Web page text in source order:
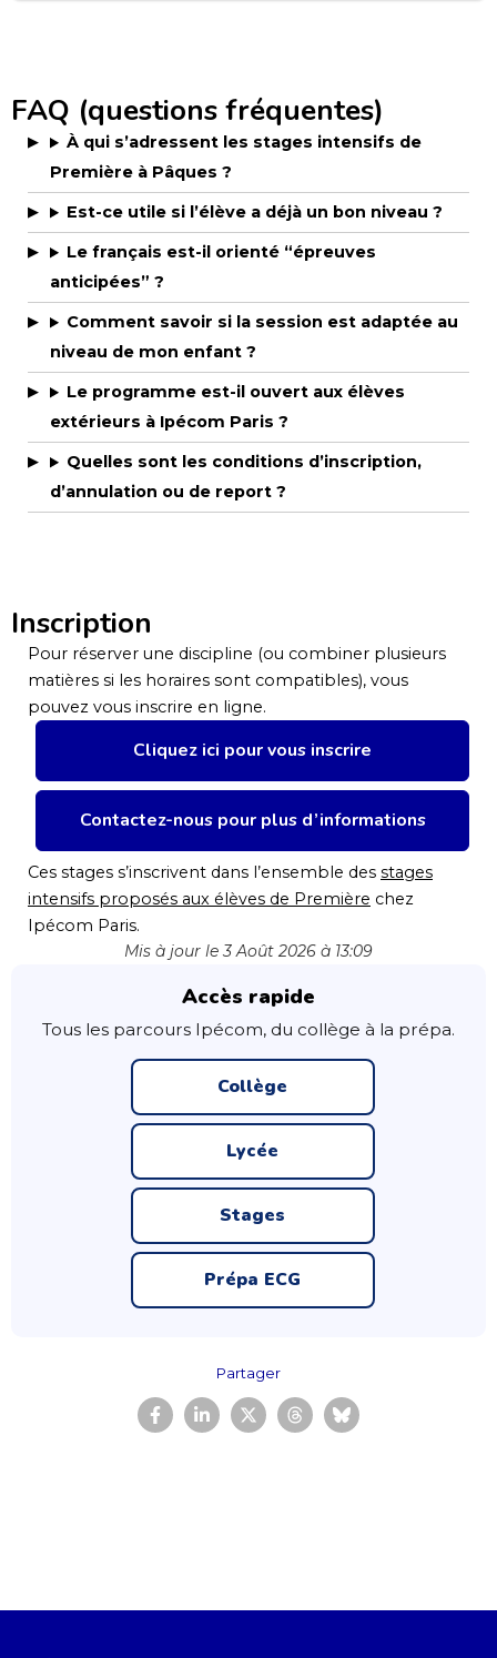
FAQ (questions fréquentes)
À qui s’adressent les stages intensifs de
Première à Pâques ?
Est-ce utile si l’élève a déjà un bon niveau ?
Le français est-il orienté “épreuves
anticipées” ?
Comment savoir si la session est adaptée au
niveau de mon enfant ?
Le programme est-il ouvert aux élèves
extérieurs à Ipécom Paris ?
Quelles sont les conditions d’inscription,
d’annulation ou de report ?
Inscription
Pour réserver une discipline (ou combiner plusieurs
matières si les horaires sont compatibles), vous
pouvez vous inscrire en ligne.
Cliquez ici pour vous inscrire
Contactez-nous pour plus d’informations
Ces stages s’inscrivent dans l’ensemble des stages
intensifs proposés aux élèves de Première chez
Ipécom Paris.
Mis à jour le 3 Août 2026 à 13:09
Accès rapide
Tous les parcours Ipécom, du collège à la prépa.
Collège
Lycée
Stages
Prépa ECG
Partager